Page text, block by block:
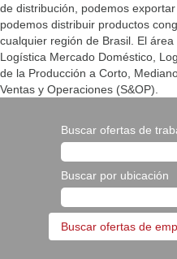
de distribución, podemos
podemos distribuir productos
cualquier región de Brasil. El
Logística Mercado Doméstico,
de la Producción a Corto,
Ventas y Operaciones (S&OP).
Buscar ofertas de
Buscar por ubicación